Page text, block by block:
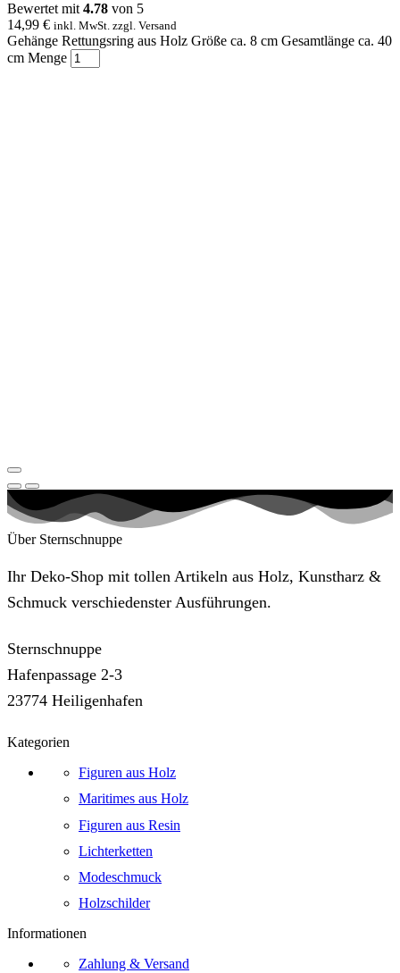
Bewertet mit 4.78 von 5
14,99 € inkl. MwSt. zzgl. Versand
Gehänge Rettungsring aus Holz Größe ca. 8 cm Gesamtlänge ca. 40
cm Menge
Über Sternschnuppe
Ihr Deko-Shop mit tollen Artikeln aus Holz, Kunstharz &
Schmuck verschiedenster Ausführungen.
Sternschnuppe
Hafenpassage 2-3
23774 Heiligenhafen
Kategorien
Figuren aus Holz
Maritimes aus Holz
Figuren aus Resin
Lichterketten
Modeschmuck
Holzschilder
Informationen
Zahlung & Versand